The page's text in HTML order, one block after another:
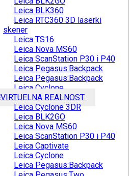
Leica BLK360
Leica RTC360 3D laserki
skener
Leica TS16
Leica Nova MS60
Leica ScanStation P30 i P40
Leica Pegasus:Backpack
Leica Pegasus:Backpack
Leica Cyclone
VIRTUELNA REALNOST
Leica Cyclone 3DR
Leica BLK2GO
Leica Nova MS60
Leica ScanStation P30 i P40
Leica Captivate
Leica Cyclone
Leica Pegasus:Backpack